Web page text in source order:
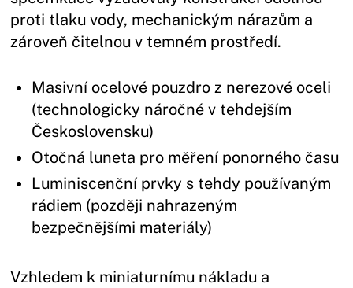
proti tlaku vody, mechanickým nárazům a
zároveň čitelnou v temném prostředí.
Masivní ocelové pouzdro z nerezové oceli
(technologicky náročné v tehdejším
Československu)
Otočná luneta pro měření ponorného času
Luminiscenční prvky s tehdy používaným
rádiem (později nahrazeným
bezpečnějšími materiály)
Vzhledem k miniaturnímu nákladu a